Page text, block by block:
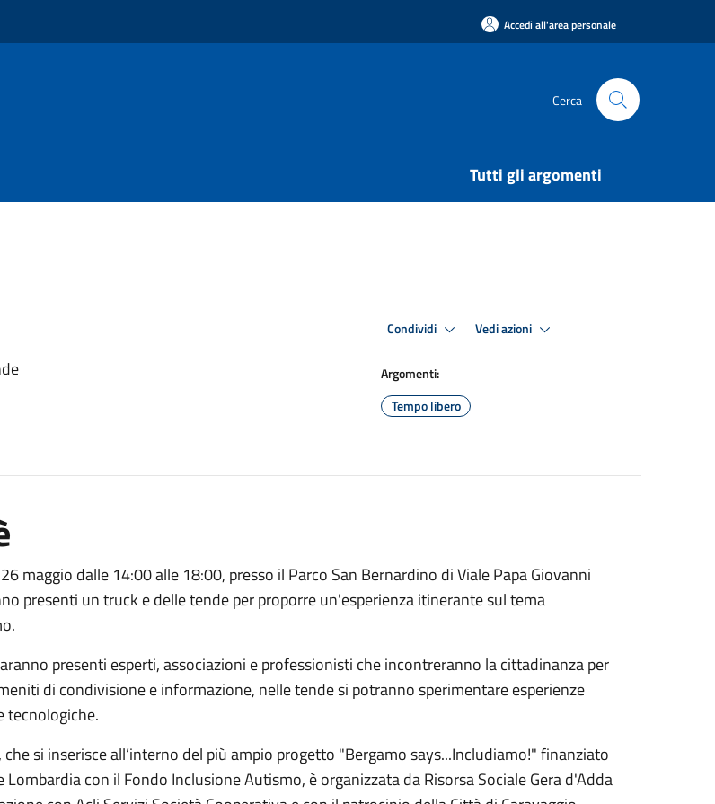
Accedi all'area personale
Cerca
Tutti gli argomenti
Condividi Vedi azioni
Argomenti:
Tempo libero
maggio dalle 14:00 alle 18:00, presso il Parco San Bernardino di Viale Papa Giovanni
presenti un truck e delle tende per proporre un'esperienza itinerante sul tema
presenti esperti, associazioni e professionisti che incontreranno la cittadinanza per
di condivisione e informazione, nelle tende si potranno sperimentare esperienze
tecnologiche.
che si inserisce all’interno del più ampio progetto "Bergamo says...Includiamo!" finanziato
Lombardia con il Fondo Inclusione Autismo, è organizzata da Risorsa Sociale Gera d'Adda